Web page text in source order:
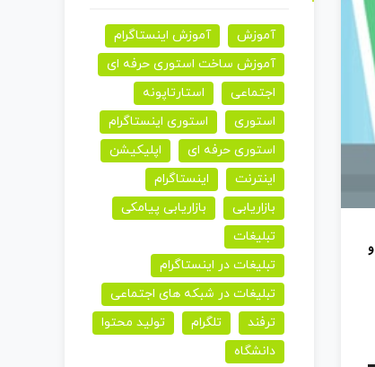
آموزش
آموزش اینستاگرام
آموزش ساخت استوری حرفه ای
اجتماعی
استارتاپونه
استوری
استوری اینستاگرام
استوری حرفه ای
اپلیکیشن
اینترنت
اینستاگرام
بازاریابی
بازاریابی پیامکی
تبلیغات
تبلیغات در اینستاگرام
تبلیغات در شبکه های اجتماعی
ترفند
تلگرام
تولید محتوا
دانشگاه